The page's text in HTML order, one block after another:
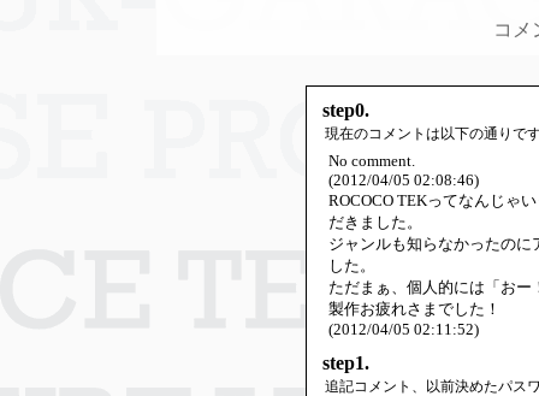
コメ
step0.
現在のコメントは以下の通りで
No comment.
(2012/04/05 02:08:46)
ROCOCO TEKってなんじゃ
だきました。
ジャンルも知らなかったの
した。
ただまぁ、個人的には「お
製作お疲れさまでした！
(2012/04/05 02:11:52)
step1.
追記コメント、以前決めたパス